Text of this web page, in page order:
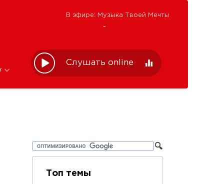
В эфире: Музыка Твоей Мечты
Слушать online
Топ темы